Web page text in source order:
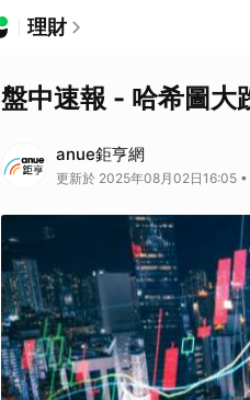
理財
盤中速報 - 哈希圖
anue鉅亨網
更新於 2025年08月02日16:05